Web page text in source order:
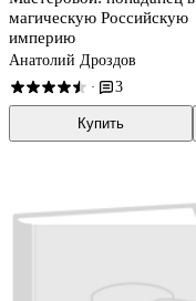
магическую Российскую
империю
Анатолий Дроздов
· 3
Купить